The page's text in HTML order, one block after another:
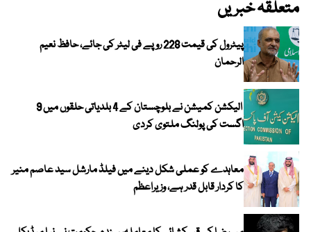
متعلقہ خبریں
پیٹرول کی قیمت 228 روپے فی لیٹر کی جائے، حافظ نعیم
الرحمان
الیکشن کمیشن نے بلوچستان کے 4 بلدیاتی حلقوں میں 9
اگست کی پولنگ ملتوی کردی
معاہدے کو عملی شکل دینے میں فیلڈ مارشل سید عاصم منیر
کا کردار قابل قدر ہے، وزیراعظم